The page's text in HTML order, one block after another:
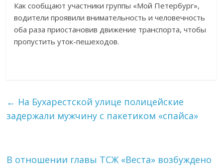
Как сообщают участники группы «Мой Петербург»,
водители проявили внимательность и человечность
оба раза приостановив движение транспорта, чтобы
пропустить уток-пешеходов.
← На Бухарестской улице полицейские
задержали мужчину с пакетиком «спайса»
В отношении главы ТСЖ «Веста» возбуждено